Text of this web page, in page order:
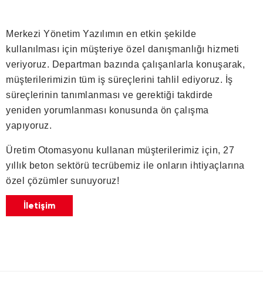
Merkezi Yönetim Yazılımın en etkin şekilde
kullanılması için müşteriye özel danışmanlığı hizmeti
veriyoruz. Departman bazında çalışanlarla konuşarak,
müşterilerimizin tüm iş süreçlerini tahlil ediyoruz. İş
süreçlerinin tanımlanması ve gerektiği takdirde
yeniden yorumlanması konusunda ön çalışma
yapıyoruz.
Üretim Otomasyonu kullanan müşterilerimiz için, 27
yıllık beton sektörü tecrübemiz ile onların ihtiyaçlarına
özel çözümler sunuyoruz!
İletişim